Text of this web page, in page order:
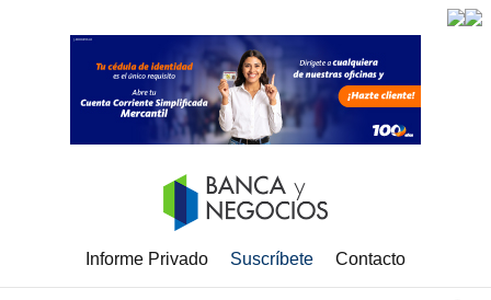
Informe Privado Suscríbete Contacto